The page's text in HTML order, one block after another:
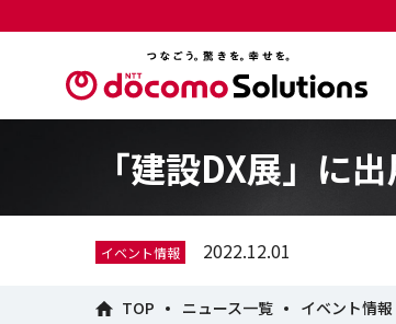
「建設DX展」に
イベント情報 2022.12.01
TOP ニュース一覧 イベント情報